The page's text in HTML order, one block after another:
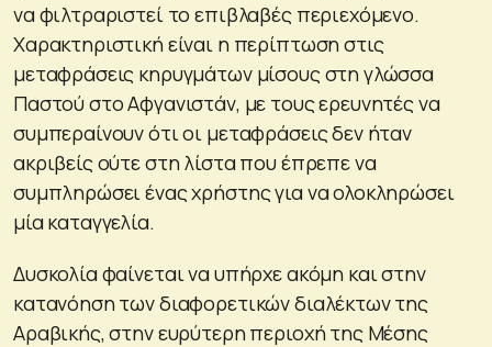
να φιλτραριστεί το επιβλαβές περιεχόμενο.
Χαρακτηριστική είναι η περίπτωση στις
μεταφράσεις κηρυγμάτων μίσους στη γλώσσα
Παστού στο Αφγανιστάν, με τους ερευνητές να
συμπεραίνουν ότι οι μεταφράσεις δεν ήταν
ακριβείς ούτε στη λίστα που έπρεπε να
συμπληρώσει ένας χρήστης για να ολοκληρώσει
μία καταγγελία.
Δυσκολία φαίνεται να υπήρχε ακόμη και στην
κατανόηση των διαφορετικών διαλέκτων της
Αραβικής, στην ευρύτερη περιοχή της Μέσης